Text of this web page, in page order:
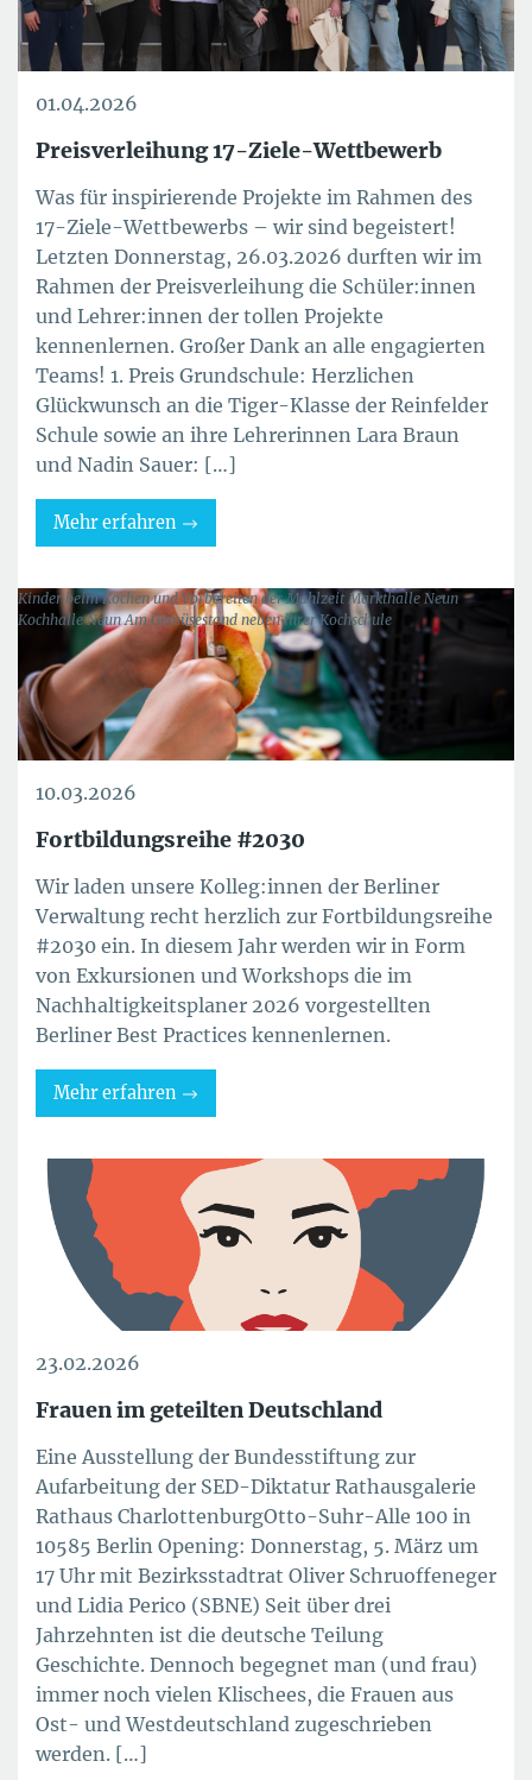
01.04.2026
Preisverleihung 17-Ziele-Wettbewerb
Was für inspirierende Projekte im Rahmen des
17-Ziele-Wettbewerbs – wir sind begeistert!
Letzten Donnerstag, 26.03.2026 durften wir im
Rahmen der Preisverleihung die Schüler:innen
und Lehrer:innen der tollen Projekte
kennenlernen. Großer Dank an alle engagierten
Teams! 1. Preis Grundschule: Herzlichen
Glückwunsch an die Tiger-Klasse der Reinfelder
Schule sowie an ihre Lehrerinnen Lara Braun
und Nadin Sauer: […]
Mehr erfahren
Kinder beim Kochen und Vorbereiten der Mahlzeit Markthalle Neun
Kochhalle Neun Am Gemüsestand neben ihrer Kochschule
10.03.2026
Fortbildungsreihe #2030
Wir laden unsere Kolleg:innen der Berliner
Verwaltung recht herzlich zur Fortbildungsreihe
#2030 ein. In diesem Jahr werden wir in Form
von Exkursionen und Workshops die im
Nachhaltigkeitsplaner 2026 vorgestellten
Berliner Best Practices kennenlernen.
Mehr erfahren
23.02.2026
Frauen im geteilten Deutschland
Eine Ausstellung der Bundesstiftung zur
Aufarbeitung der SED-Diktatur Rathausgalerie
Rathaus CharlottenburgOtto-Suhr-Alle 100 in
10585 Berlin Opening: Donnerstag, 5. März um
17 Uhr mit Bezirksstadtrat Oliver Schruoffeneger
und Lidia Perico (SBNE) Seit über drei
Jahrzehnten ist die deutsche Teilung
Geschichte. Dennoch begegnet man (und frau)
immer noch vielen Klischees, die Frauen aus
Ost- und Westdeutschland zugeschrieben
werden. […]